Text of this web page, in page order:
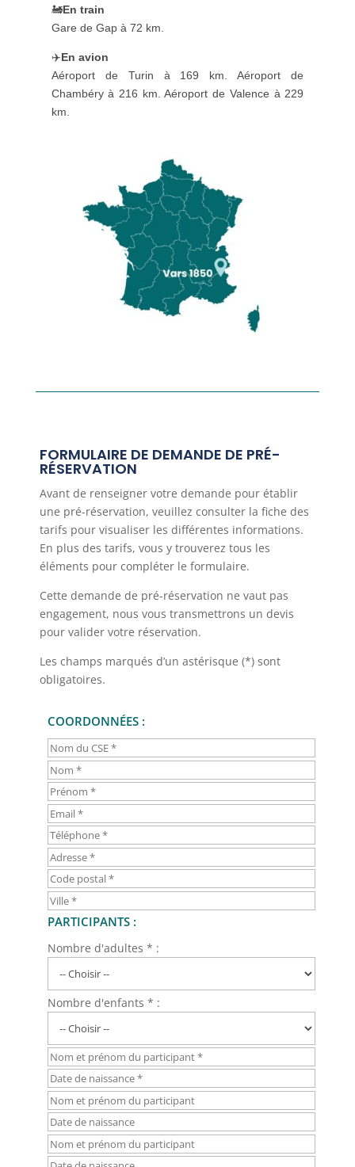
🚂En train
Gare de Gap à 72 km.
✈️En avion
Aéroport de Turin à 169 km. Aéroport de
Chambéry à 216 km. Aéroport de Valence à 229
km.
FORMULAIRE DE DEMANDE DE PRÉ-
RÉSERVATION
Avant de renseigner votre demande pour établir
une pré-réservation, veuillez consulter la fiche des
tarifs pour visualiser les différentes informations.
En plus des tarifs, vous y trouverez tous les
éléments pour compléter le formulaire.
Cette demande de pré-réservation ne vaut pas
engagement, nous vous transmettrons un devis
pour valider votre réservation.
Les champs marqués d’un astérisque (*) sont
obligatoires.
COORDONNÉES :
PARTICIPANTS :
Nombre d'adultes * :
Nombre d'enfants * :